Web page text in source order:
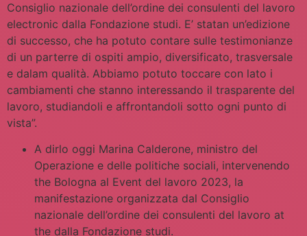
Consiglio nazionale dell’ordine dei consulenti del lavoro
electronic dalla Fondazione studi. E’ statan un’edizione
di successo, che ha potuto contare sulle testimonianze
di un parterre di ospiti ampio, diversificato, trasversale
e dalam qualità. Abbiamo potuto toccare con lato i
cambiamenti che stanno interessando il trasparente del
lavoro, studiandoli e affrontandoli sotto ogni punto di
vista”.
A dirlo oggi Marina Calderone, ministro del
Operazione e delle politiche sociali, intervenendo
the Bologna al Event del lavoro 2023, la
manifestazione organizzata dal Consiglio
nazionale dell’ordine dei consulenti del lavoro at
the dalla Fondazione studi.